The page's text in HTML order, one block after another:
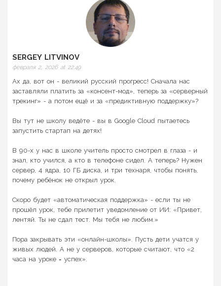
SERGEY LITVINOV
февраля 2, 2026 at 22:49
Ах да, вот он - великий русский прогресс! Сначала нас
заставляли платить за «консент-мод», теперь за «серверный
трекинг» - а потом ещё и за «предиктивную поддержку»?
Вы тут не школу ведёте - вы в Google Cloud пытаетесь
запустить стартап на детях!
В 90-х у нас в школе учитель просто смотрел в глаза - и
знал, кто учился, а кто в телефоне сидел. А теперь? Нужен
сервер, 4 ядра, 10 ГБ диска, и три технаря, чтобы понять,
почему ребёнок не открыл урок.
Скоро будет «автоматическая поддержка» - если ты не
прошёл урок, тебе прилетит уведомление от ИИ: «Привет,
лентяй. Ты не сдал тест. Мы тебя не любим.»
Пора закрывать эти «онлайн-школы». Пусть дети учатся у
живых людей. А не у серверов, которые считают, что «2
часа на уроке = успех».